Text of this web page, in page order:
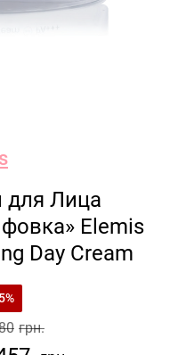
Лица
Elemis
Day Cream
грн.